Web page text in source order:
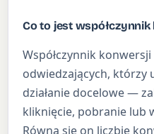
Co to jest współczynnik
Współczynnik
odwiedzających, którzy
działanie docelowe —
kliknięcie, pobranie lub
Równa się on liczbie